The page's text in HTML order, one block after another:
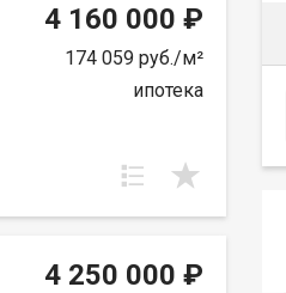
4 160 000 ₽
174 059 руб./м²
ипотека
4 250 000 ₽